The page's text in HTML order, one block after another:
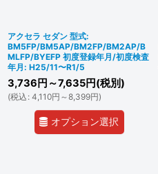
アクセラ セダン 型式:
BM5FP/BM5AP/BM2FP/BM2AP/B
MLFP/BYEFP 初度登録年月/初度検査
年月: H25/11〜R1/5
3,736 円 ～7,635円(税別)
(税込 : 4,110円 ～8,399円)
オプション選択